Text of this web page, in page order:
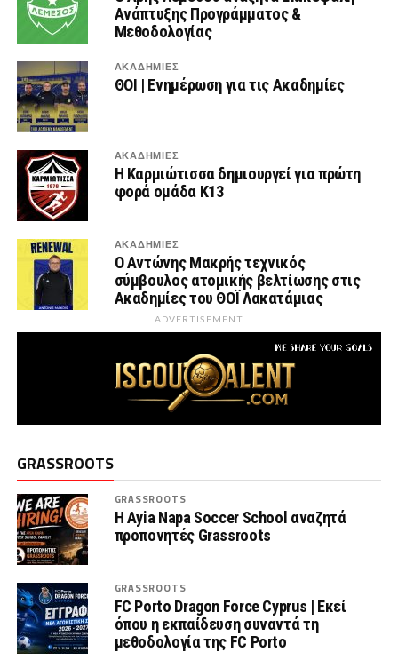
Ανάπτυξης Προγράμματος &
Μεθοδολογίας
ΑΚΑΔΗΜΙΕΣ
ΘΟΙ | Ενημέρωση για τις Ακαδημίες
ΑΚΑΔΗΜΙΕΣ
Η Καρμιώτισσα δημιουργεί για πρώτη
φορά ομάδα Κ13
ΑΚΑΔΗΜΙΕΣ
Ο Αντώνης Μακρής τεχνικός
σύμβουλος ατομικής βελτίωσης στις
Ακαδημίες του ΘΟΪ Λακατάμιας
ADVERTISEMENT
GRASSROOTS
GRASSROOTS
Η Ayia Napa Soccer School αναζητά
προπονητές Grassroots
GRASSROOTS
FC Porto Dragon Force Cyprus | Εκεί
όπου η εκπαίδευση συναντά τη
μεθοδολογία της FC Porto